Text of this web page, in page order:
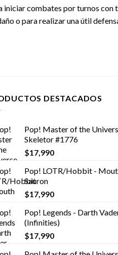
iniciar combates por turnos con
o para realizar una útil
DESTACADOS
Pop! Master of the
Skeletor #1776
$17,990
Pop! LOTR/Hobbit -
Sauron
$17,990
Pop! Legends - Darth
(Infinities)
$17,990